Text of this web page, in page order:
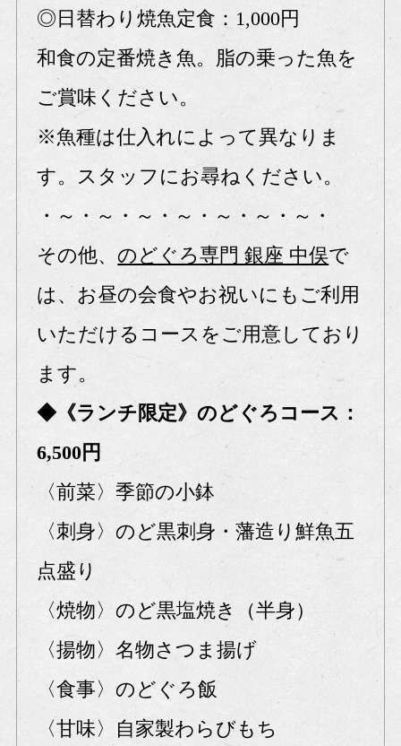
◎日替わり焼魚定食：1,000円
和食の定番焼き魚。脂の乗った魚を
ご賞味ください。
※魚種は仕入れによって異なりま
す。スタッフにお尋ねください。
・～・～・～・～・～・～・～・
その他、のどぐろ専門 銀座 中俣で
は、お昼の会食やお祝いにもご利用
いただけるコースをご用意しており
ます。
◆《ランチ限定》のどぐろコース：
6,500円
〈前菜〉季節の小鉢
〈刺身〉のど黒刺身・藩造り鮮魚五
点盛り
〈焼物〉のど黒塩焼き（半身）
〈揚物〉名物さつま揚げ
〈食事〉のどぐろ飯
〈甘味〉自家製わらびもち